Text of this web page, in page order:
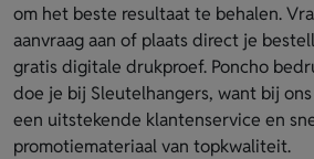
om het beste resultaat te behalen.
aanvraag aan of plaats direct je
gratis digitale drukproef. Poncho
doe je bij Sleutelhangers, want bij
een uitstekende klantenservice en
promotiemateriaal van topkwaliteit.